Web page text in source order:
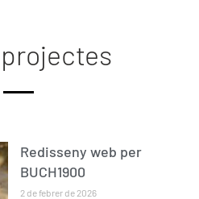
Redisseny web per
BUCH1900
2 de febrer de 2026